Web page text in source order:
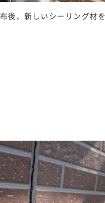
後、新しいシーリング材を